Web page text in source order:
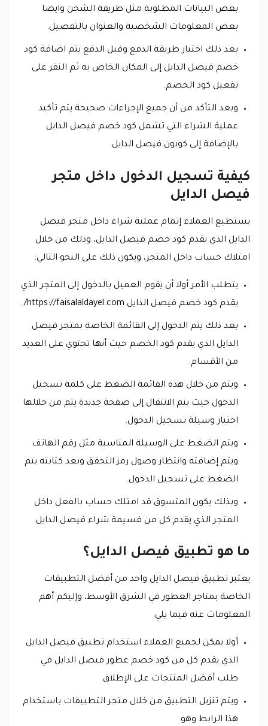
بعض البيانات المطلوبة مثل طريقة الشحن وايضا
بعض المعلومات الشخصية والعنوان بالتفصيل.
بعد ذلك اختيار طريقة الدفع وقبل الدفع يتم اضافة كود
خصم فيصل الدايل إلى المكان الخاص به ثم النقر على
تفعيل كود الخصم.
وبعد التأكد من أن جميع الإجراءات صحيحة يتم تأكيد
عملية الشراء التي تشمل كود خصم فيصل الدايل
بالإضافة إلى كوبون فيصل الدايل.
كيفية تسجيل الدخول داخل متجر
فيصل الدايل
يستطيع العملاء إتمام عملية شراء داخل متجر فيصل
الدايل الذي يقدم كود خصم فيصل الدايل، وذلك من خلال
امتلاك حساب داخل المتجر، ويكون ذلك على النحو التالي:
يتطلب الأمر أولا أن يقوم العميل بالدخول إلى المتجر الذي
يقدم كود خصم فيصل الدايل https://faisalaldayel.com/.
بعد ذلك يتم الدخول إلى القائمة الخاصة بمتجر فيصل
الدايل الذي يقدم كود الخصم حيث أنها تحتوي على العديد
من الأقسام.
ويتم من خلال هذه القائمة الضغط على كلمة تسجيل
الدخول حيث يتم الانتقال إلى صفحة جديدة يتم من خلالها
اختيار وسيلة تسجيل الدخول.
ويتم الضغط على الوسيلة المناسبة مثل رقم الهاتف
ويتم إضافته وانتظار وصول رمز التحقق وبعد كتابته يتم
الضغط على تسجيل الدخول.
وبذلك يكون المتسوق قد امتلك حساب بالفعل داخل
المتجر الذي يقدم كل من قسيمة شراء فيصل الدايل.
ما هو تطبيق فيصل الدايل؟
يعتبر تطبيق فيصل الدايل واحد من أفضل التطبيقات
الخاصة بمتاجر العطور في الشرق الأوسط، وإليكم أهم
المعلومات عنه فيما يلي:
أولا يمكن لجميع العملاء استخدام تطبيق فيصل الدايل
الذي يقدم كل من كود خصم عطور فيصل الدايل في
طلب أفضل المنتجات على الإطلاق.
ويتم تنزيل التطبيق من خلال متجر التطبيقات باستخدام
هذا الرابط وهو